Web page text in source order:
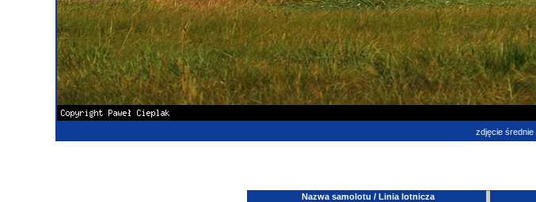
zdjęcie średnie
Nazwa samolotu / Linia lotnicza